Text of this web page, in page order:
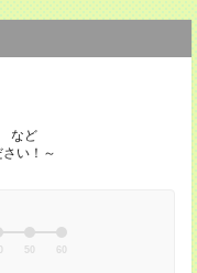
など
い！～
50 60